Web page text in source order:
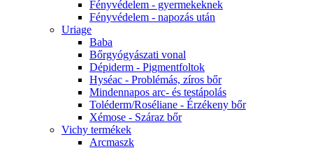
Fényvédelem - gyermekeknek
Fényvédelem - napozás után
Uriage
Baba
Bőrgyógyászati vonal
Dépiderm - Pigmentfoltok
Hyséac - Problémás, zíros bőr
Mindennapos arc- és testápolás
Toléderm/Roséliane - Érzékeny bőr
Xémose - Száraz bőr
Vichy termékek
Arcmaszk